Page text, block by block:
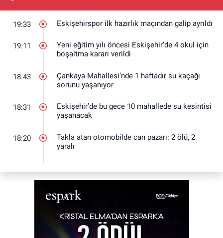
19:33 Eskişehirspor ilk hazırlık maçından galip ayrıldı
19:11
Yeni eğitim yılı öncesi Eskişehir’de 4 okul için
boşaltma kararı verildi
18:43
Çankaya Mahallesi’nde 1 haftadır su kaçağı
sorunu yaşanıyor
18:31
Eskişehir’de bu gece 10 mahallede su kesintisi
yaşanacak
18:20
Takla atan otomobilde can pazarı: 2 ölü, 2
yaralı